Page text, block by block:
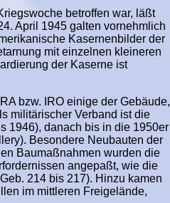
betroffen war, läßt
April 1945 galten vornehmlich
Kasernenbilder der
mit einzelnen kleineren
der Kaserne ist
bzw. IRO einige der Gebäude,
militärischer Verband ist die
1946), danach bis in die 1950er
Besondere Neubauten der
Baumaßnahmen wurden die
angepaßt, wie die
214 bis 217). Hinzu kamen
im mittleren Freigelände,